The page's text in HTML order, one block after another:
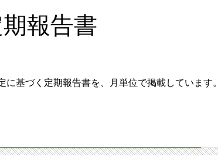
報告書
基づく定期報告書を、月単位で掲載しています。